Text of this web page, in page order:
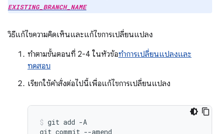
EXISTING_BRANCH_NAME
วิธีแก้ไขความคิดเห็นและแก้ไขการเปลี่ยนแปลง
ทำตามขั้นตอนที่ 2-4 ในหัวข้อทำการเปลี่ยนแปลงและ
ทดสอบ
เรียกใช้คำสั่งต่อไปนี้เพื่อแก้ไขการเปลี่ยนแปลง
git add -A
git commit --amend